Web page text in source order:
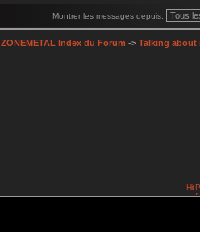
Montrer les messages depuis:
ZONEMETAL Index du Forum -> Talking about